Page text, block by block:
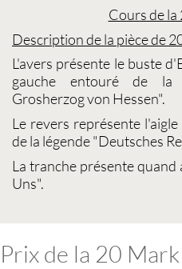
Cours de
Description de la pièce de
L'avers présente le buste
gauche entouré de la
Grosherzog von Hessen".
Le revers représente
de la légende "Deutsches
La tranche présente
Uns".
Prix de la 20